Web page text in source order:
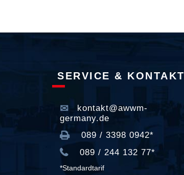
SERVICE & KONTAKT
kontakt@awwm-
germany.de
089 / 3398 0942*
089 / 244 132 77*
*Standardtarif